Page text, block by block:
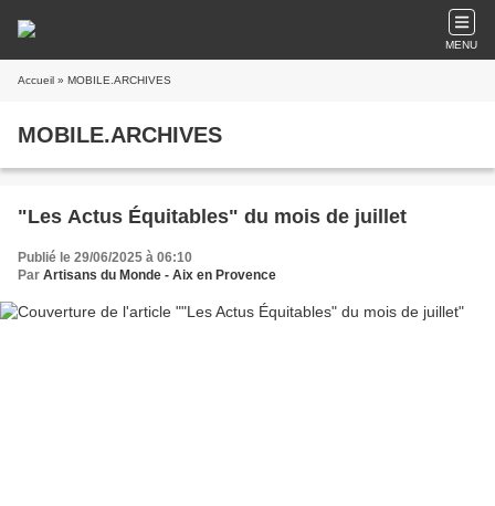
MENU
Accueil » MOBILE.ARCHIVES
MOBILE.ARCHIVES
"Les Actus Équitables" du mois de juillet
Publié le 29/06/2025 à 06:10
Par Artisans du Monde - Aix en Provence